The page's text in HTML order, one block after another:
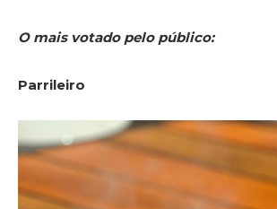
O mais votado pelo público:
Parrileiro